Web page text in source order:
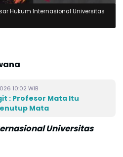
Hukum Internasional Universitas
10:02 WIB
: Profesor Mata Itu
Mata
Universitas